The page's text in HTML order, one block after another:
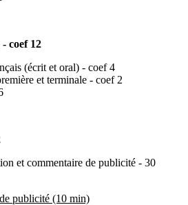
coef 12
(écrit et oral) - coef 4
et terminale - coef 2
et commentaire de publicité - 30
publicité (10 min)